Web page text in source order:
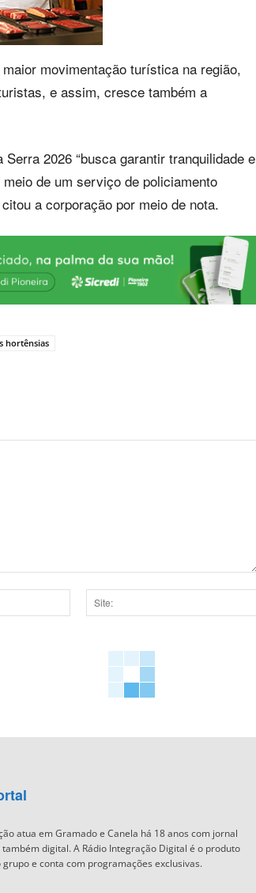
movimentação turística na região,
e assim, cresce também a
2026 “busca garantir tranquilidade e
de um serviço de policiamento
a corporação por meio de nota.
hortênsias
próxima vez que eu comentar.
atua em Gramado e Canela há 18 anos com jornal
digital. A Rádio Integração Digital é o produto
e conta com programações exclusivas.